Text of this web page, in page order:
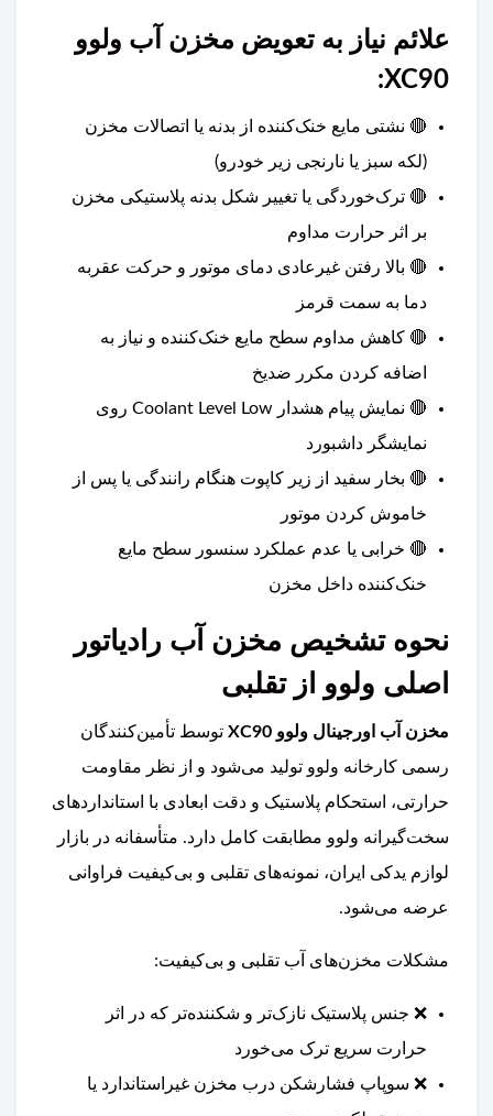
علائم نیاز به تعویض مخزن آب ولوو
XC90:
🔴 نشتی مایع خنک‌کننده از بدنه یا اتصالات مخزن
(لکه سبز یا نارنجی زیر خودرو)
🔴 ترک‌خوردگی یا تغییر شکل بدنه پلاستیکی مخزن
بر اثر حرارت مداوم
🔴 بالا رفتن غیرعادی دمای موتور و حرکت عقربه
دما به سمت قرمز
🔴 کاهش مداوم سطح مایع خنک‌کننده و نیاز به
اضافه کردن مکرر ضدیخ
🔴 نمایش پیام هشدار Coolant Level Low روی
نمایشگر داشبورد
🔴 بخار سفید از زیر کاپوت هنگام رانندگی یا پس از
خاموش کردن موتور
🔴 خرابی یا عدم عملکرد سنسور سطح مایع
خنک‌کننده داخل مخزن
نحوه تشخیص مخزن آب رادیاتور
اصلی ولوو از تقلبی
مخزن آب اورجینال ولوو XC90
توسط تأمین‌کنندگان
رسمی کارخانه ولوو تولید می‌شود و از نظر مقاومت
حرارتی، استحکام پلاستیک و دقت ابعادی با استانداردهای
سخت‌گیرانه ولوو مطابقت کامل دارد. متأسفانه در بازار
لوازم یدکی ایران، نمونه‌های تقلبی و بی‌کیفیت فراوانی
عرضه می‌شود.
مشکلات مخزن‌های آب تقلبی و بی‌کیفیت:
❌ جنس پلاستیک نازک‌تر و شکننده‌تر که در اثر
حرارت سریع ترک می‌خورد
❌ سوپاپ فشارشکن درب مخزن غیراستاندارد یا